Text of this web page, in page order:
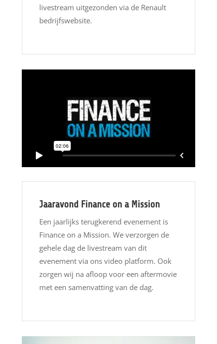
livestream uitgezonden via de Renault
bedrijfswebsite.
Jaaravond Finance on a Mission
Een jaarlijks terugkerend evenement is
Finance on a Mission. We verzorgen de
gehele dag de livestream van dit
evenement via ons video platform. Ook
zorgen wij na afloop voor een aftermovie
met een samenvatting van de dag.